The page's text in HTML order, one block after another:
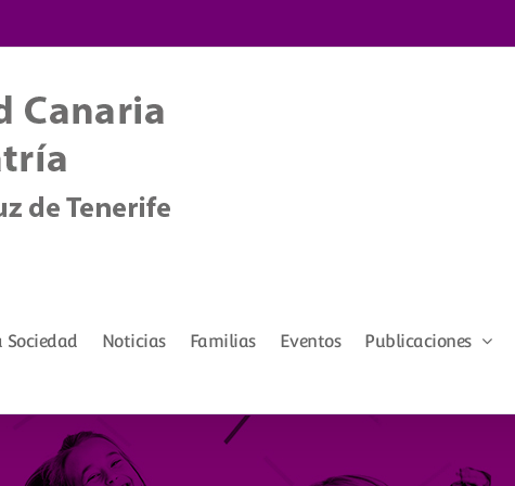
Sociedad Noticias Familias Eventos Publicaciones